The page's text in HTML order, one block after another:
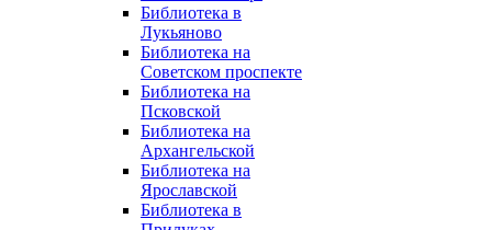
Библиотека в
Лукьяново
Библиотека на
Советском проспекте
Библиотека на
Псковской
Библиотека на
Архангельской
Библиотека на
Ярославской
Библиотека в